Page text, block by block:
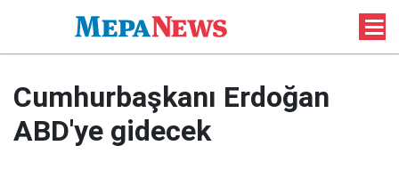
Cumhurbaşkanı Erdoğan
ABD'ye gidecek